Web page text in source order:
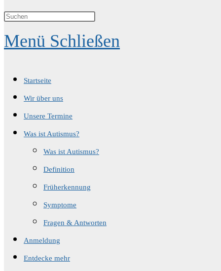
Suche
umschalten
Menü Schließen
Startseite
Wir über uns
Unsere Termine
Was ist Autismus?
Was ist Autismus?
Definition
Früherkennung
Symptome
Fragen & Antworten
Anmeldung
Entdecke mehr